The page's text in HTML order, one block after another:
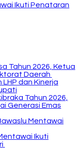
Ikuti Penataran
Tahun 2026, Ketua
Daerah
dan Kinerja
Tahun 2026,
Generasi Emas
Mentawai
Ikuti